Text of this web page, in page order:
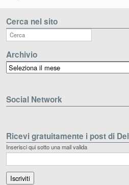
Cerca nel sito
Archivio
Archivio
Social Network
Ricevi gratuitamente i post di
Inserisci qui sotto una mail valida